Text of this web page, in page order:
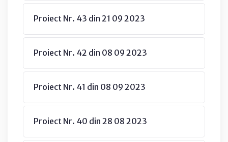
Proiect Nr. 43 din 21 09 2023
Proiect Nr. 42 din 08 09 2023
Proiect Nr. 41 din 08 09 2023
Proiect Nr. 40 din 28 08 2023